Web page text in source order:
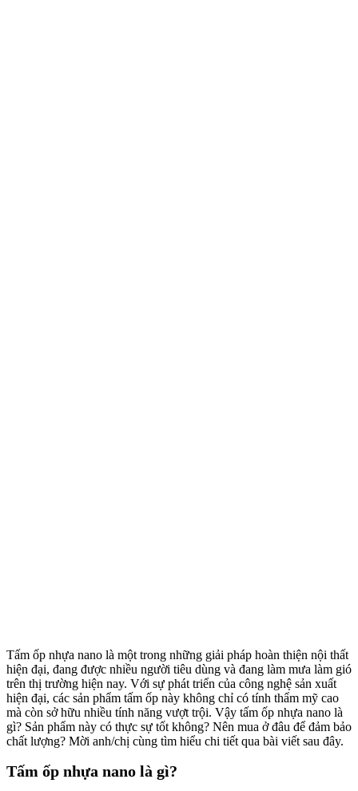
Tấm ốp nhựa nano là một trong những giải pháp hoàn thiện nội thất
hiện đại, đang được nhiều người tiêu dùng và đang làm mưa làm gió
trên thị trường hiện nay. Với sự phát triển của công nghệ sản xuất
hiện đại, các sản phẩm tấm ốp này không chỉ có tính thẩm mỹ cao
mà còn sở hữu nhiều tính năng vượt trội. Vậy tấm ốp nhựa nano là
gì? Sản phẩm này có thực sự tốt không? Nên mua ở đâu để đảm bảo
chất lượng? Mời anh/chị cùng tìm hiểu chi tiết qua bài viết sau đây.
Tấm ốp nhựa nano là gì?